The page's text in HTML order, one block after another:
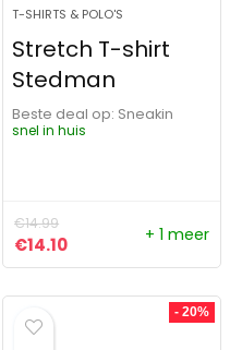
€9.59.
T-SHIRTS & POLO'S
Stretch T-shirt
Stedman
Beste deal op:
Sneakin
snel in huis
€14.99
Oorspronkelijke prijs was:
€14.10Huidige prijs is:
+ 1 meer
- 20%